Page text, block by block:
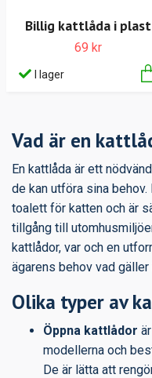
Billig kattlåda i plast
69 kr
I lager
Vad är en
En kattlåda är ett
de kan utföra sina
toalett för katten och är
tillgång till
kattlådor, var och en
ägarens behov vad
Olika typer av
Öppna kattlådor
modellerna och
De är lätta att